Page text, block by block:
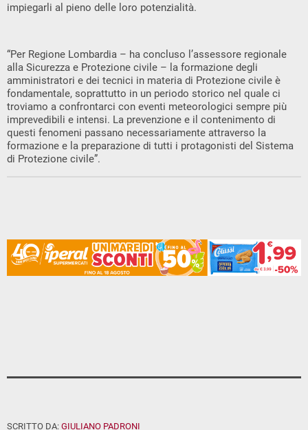
impiegarli al pieno delle loro potenzialità.
“Per Regione Lombardia – ha concluso l’assessore regionale
alla Sicurezza e Protezione civile – la formazione degli
amministratori e dei tecnici in materia di Protezione civile è
fondamentale, soprattutto in un periodo storico nel quale ci
troviamo a confrontarci con eventi meteorologici sempre più
imprevedibili e intensi. La prevenzione e il contenimento di
questi fenomeni passano necessariamente attraverso la
formazione e la preparazione di tutti i protagonisti del Sistema
di Protezione civile”.
SCRITTO DA: GIULIANO PADRONI